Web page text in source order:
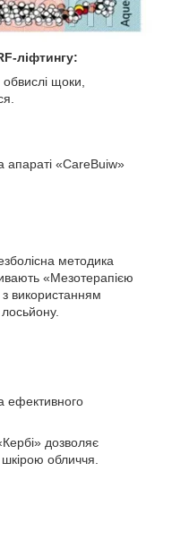
ліфтингу:
обвислі щоки,
апараті «CareBuiw»
методика
«Мезотерапією
використанням
ефективного
дозволяє
обличчя.